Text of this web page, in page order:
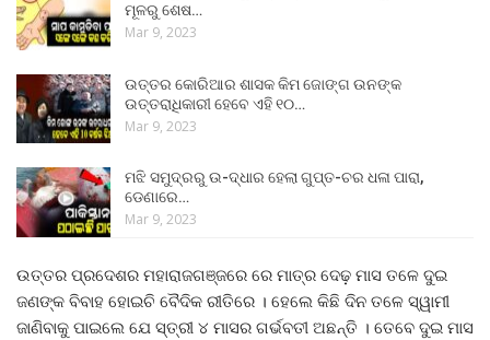
ମୂଳରୁ ଶେଷ…
Mar 9, 2023
ଉତ୍ତର କୋରିଆର ଶାସକ କିମ ଜୋଙ୍ଗ ଉନଙ୍କ
ଉତ୍ତରାଧିକାରୀ ହେବେ ଏହି ୧୦…
Mar 9, 2023
ମଝି ସମୁଦ୍ରରୁ ଉ-ଦ୍ଧାର ହେଲା ଗୁପ୍ତ-ଚର ଧଳା ପାରା,
ଡେଣାରେ…
Mar 9, 2023
ଉତ୍ତର ପ୍ରଦେଶର ମହାରାଜଗଞ୍ଜରେ ରେ ମାତ୍ର ଦେଢ଼ ମାସ ତଳେ ଦୁଇ
ଜଣଙ୍କ ବିବାହ ହୋଇଚି ବୈଦିକ ରୀତିରେ । ହେଲେ କିଛି ଦିନ ତଳେ ସ୍ୱାମୀ
ଜାଣିବାକୁ ପାଇଲେ ଯେ ସ୍ତ୍ରୀ ୪ ମାସର ଗର୍ଭବତୀ ଅଛନ୍ତି । ତେବେ ଦୁଇ ମାସ